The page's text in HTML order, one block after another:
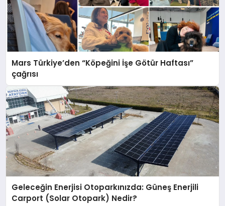
Mars Türkiye’den “Köpeğini İşe Götür Haftası”
çağrısı
Geleceğin Enerjisi Otoparkınızda: Güneş Enerjili
Carport (Solar Otopark) Nedir?